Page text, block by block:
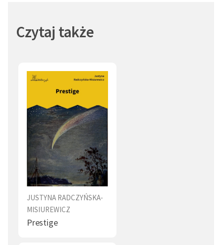
Czytaj także
JUSTYNA RADCZYŃSKA-
MISIUREWICZ
Prestige